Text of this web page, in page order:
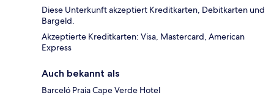
Diese Unterkunft akzeptiert Kreditkarten, Debitkarten und
Bargeld.
Akzeptierte Kreditkarten: Visa, Mastercard, American
Express
Auch bekannt als
Barceló Praia Cape Verde Hotel